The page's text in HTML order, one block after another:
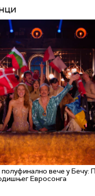
вече у Бечу:
Евросонга